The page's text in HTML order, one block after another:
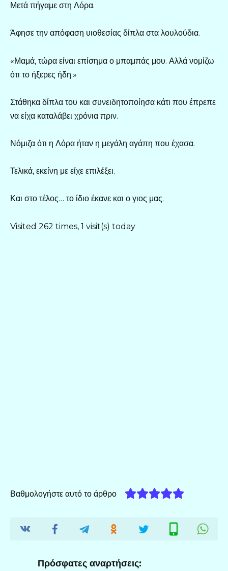
Μετά πήγαμε στη Λόρα.
Άφησε την απόφαση υιοθεσίας δίπλα στα λουλούδια.
«Μαμά, τώρα είναι επίσημα ο μπαμπάς μου. Αλλά νομίζω
ότι το ήξερες ήδη.»
Στάθηκα δίπλα του και συνειδητοποίησα κάτι που έπρεπε
να είχα καταλάβει χρόνια πριν.
Νόμιζα ότι η Λόρα ήταν η μεγάλη αγάπη που έχασα.
Τελικά, εκείνη με είχε επιλέξει.
Και στο τέλος… το ίδιο έκανε και ο γιος μας.
Visited 262 times, 1 visit(s) today
Βαθμολογήστε αυτό το άρθρο
Πρόσφατες αναρτήσεις: